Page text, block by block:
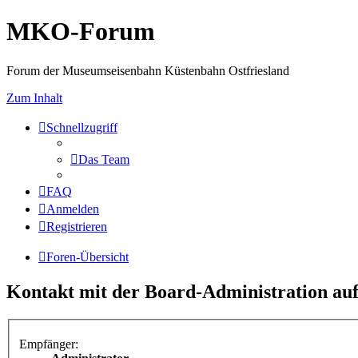
MKO-Forum
Forum der Museumseisenbahn Küstenbahn Ostfriesland
Zum Inhalt
Schnellzugriff
Das Team
FAQ
Anmelden
Registrieren
Foren-Übersicht
Kontakt mit der Board-Administration
Empfänger: